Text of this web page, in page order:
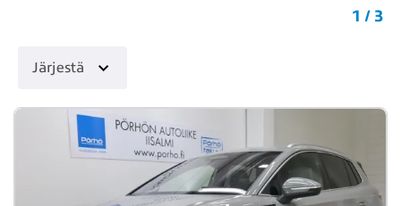
1 / 3
Järjestä